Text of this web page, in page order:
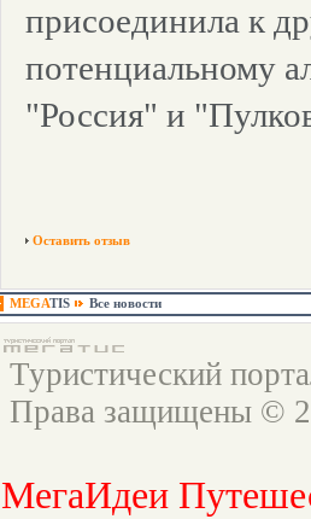
присоединила к
потенциальному
"Россия" и
Оставить отзыв
MEGATIS Все новости
Туристический
Права защищены ©
МегаИдеи